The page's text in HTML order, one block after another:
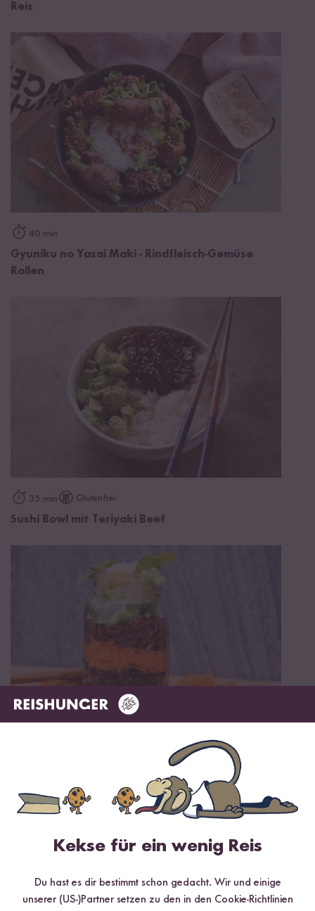
Reis
40 min
Gyuniku no Yasai Maki - Rindfleisch-Gemüse
Rollen
35 min Glutenfrei
Sushi Bowl mit Teriyaki Beef
Glutenfrei
Mediterraner Bohnensalat mit Rotem Reis und
Schwarzen Bohnen
Kekse für ein wenig Reis
Du hast es dir bestimmt schon gedacht. Wir und einige
unserer (US-)Partner setzen zu den in den Cookie-Richtlinien